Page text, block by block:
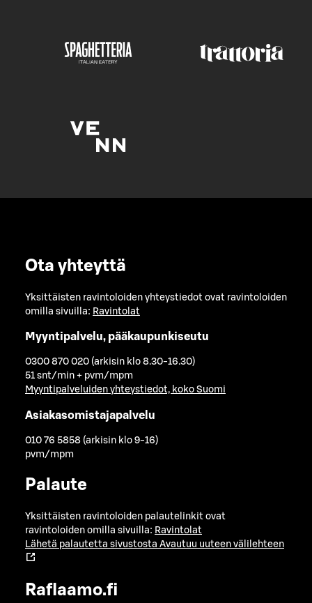
Ota yhteyttä
Yksittäisten ravintoloiden yhteystiedot ovat ravintoloiden
omilla sivuilla: Ravintolat
Myyntipalvelu, pääkaupunkiseutu
0300 870 020 (arkisin klo 8.30-16.30)
51 snt/min + pvm/mpm
Myyntipalveluiden yhteystiedot, koko Suomi
Asiakasomistajapalvelu
010 76 5858 (arkisin klo 9-16)
pvm/mpm
Palaute
Yksittäisten ravintoloiden palautelinkit ovat
ravintoloiden omilla sivuilla: Ravintolat
Lähetä palautetta sivustosta Avautuu uuteen välilehteen
Raflaamo.fi